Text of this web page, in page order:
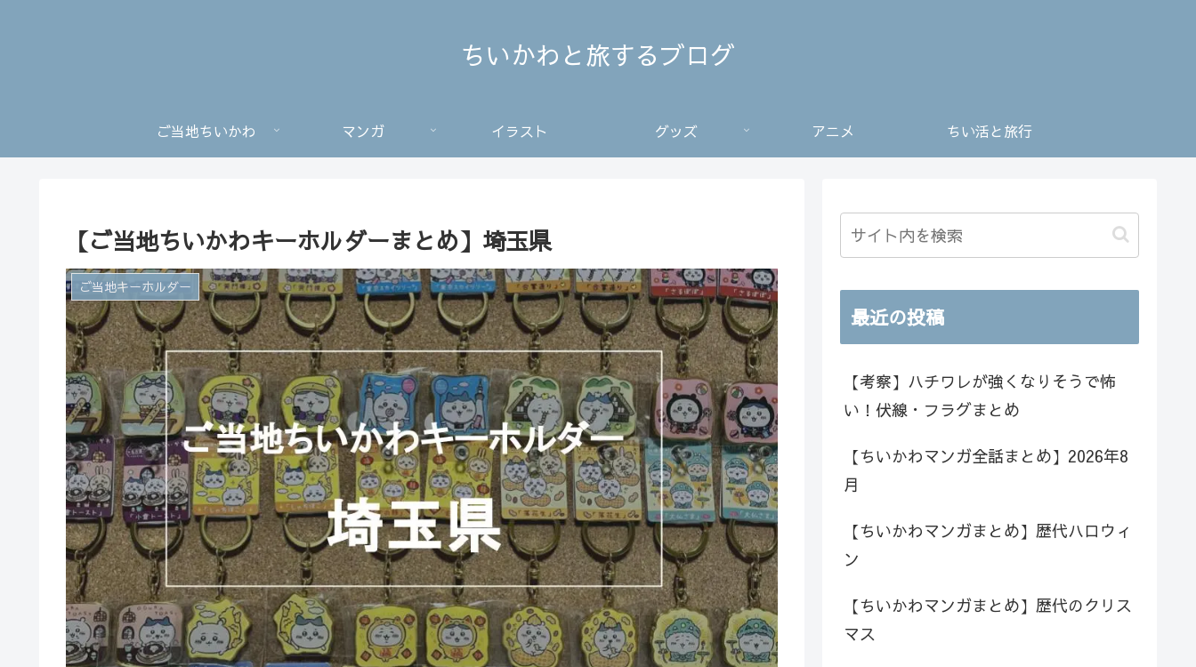
ちいかわと旅するブログ
ご当地ちいかわ マンガ イラスト グッズ アニメ ちい活と旅行
【ご当地ちいかわキーホルダーまとめ】埼玉県
ご当地キーホルダー
最近の投稿
【考察】ハチワレが強くなりそうで怖
い！伏線・フラグまとめ
【ちいかわマンガ全話まとめ】2026年8
月
【ちいかわマンガまとめ】歴代ハロウィ
ン
【ちいかわマンガまとめ】歴代のクリス
マス